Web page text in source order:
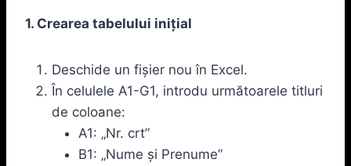
1. Crearea tabelului inițial
Deschide un fișier nou în Excel.
În celulele A1-G1, introdu următoarele titluri
de coloane:
A1: „Nr. crt”
B1: „Nume și Prenume”